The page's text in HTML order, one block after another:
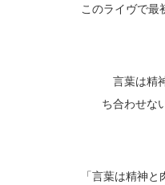
このライヴで最
言葉は精
ち合わせな
「言葉は精神と